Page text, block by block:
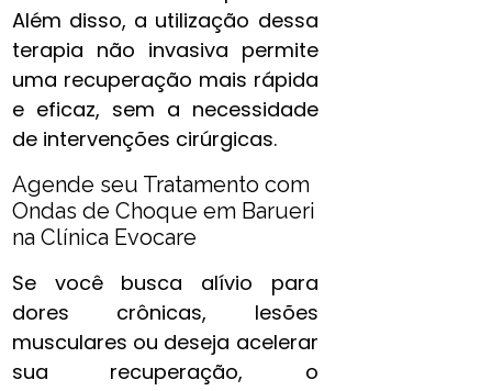
Além disso, a utilização dessa
terapia não invasiva permite
uma recuperação mais rápida
e eficaz, sem a necessidade
de intervenções cirúrgicas.
Agende seu Tratamento com
Ondas de Choque em Barueri
na Clínica Evocare
Se você busca alívio para
dores crônicas, lesões
musculares ou deseja acelerar
sua recuperação, o